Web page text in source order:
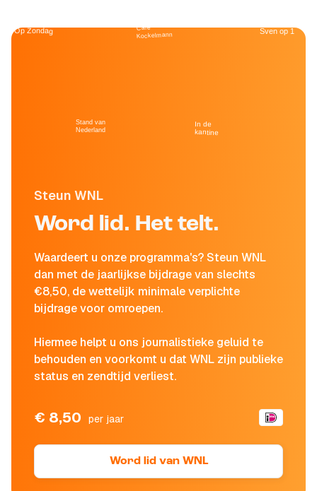
Steun WNL
Word lid. Het telt.
Waardeert u onze programma's? Steun WNL
dan met de jaarlijkse bijdrage van slechts
€8,50, de wettelijk minimale verplichte
bijdrage voor omroepen.
Hiermee helpt u ons journalistieke geluid te
behouden en voorkomt u dat WNL zijn publieke
status en zendtijd verliest.
€ 8,50 per jaar
Word lid van WNL
Op Zondag
Stand van
Nederland
Café
Kockelmann
In de
kantine
Sven op 1